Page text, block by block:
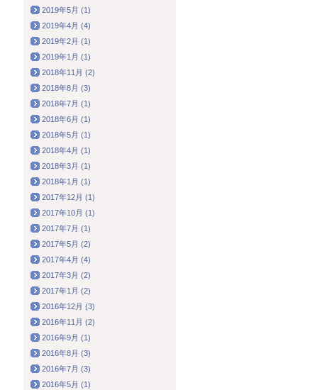
2019年5月 (1)
2019年4月 (4)
2019年2月 (1)
2019年1月 (1)
2018年11月 (2)
2018年8月 (3)
2018年7月 (1)
2018年6月 (1)
2018年5月 (1)
2018年4月 (1)
2018年3月 (1)
2018年1月 (1)
2017年12月 (1)
2017年10月 (1)
2017年7月 (1)
2017年5月 (2)
2017年4月 (4)
2017年3月 (2)
2017年1月 (2)
2016年12月 (3)
2016年11月 (2)
2016年9月 (1)
2016年8月 (3)
2016年7月 (3)
2016年5月 (1)